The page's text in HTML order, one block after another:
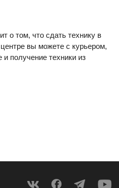
о том, что сдать технику в
вы можете с курьером,
и получение техники из